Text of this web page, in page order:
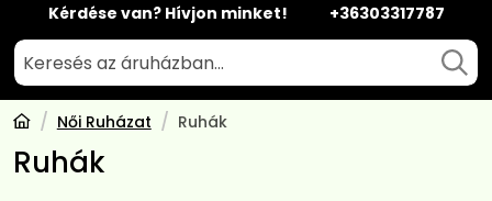
Kérdése van? Hívjon minket! +36303317787
Női Ruházat Ruhák
Ruhák